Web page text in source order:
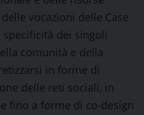
vocazioni delle Case
dei singoli
comunità e della
in forme di
delle reti sociali, in
fino a forme di co-design